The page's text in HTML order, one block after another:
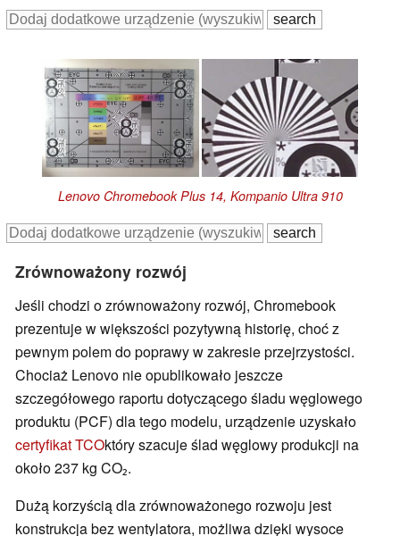
Lenovo Chromebook Plus 14, Kompanio Ultra 910
Zrównoważony rozwój
Jeśli chodzi o zrównoważony rozwój, Chromebook
prezentuje w większości pozytywną historię, choć z
pewnym polem do poprawy w zakresie przejrzystości.
Chociaż Lenovo nie opublikowało jeszcze
szczegółowego raportu dotyczącego śladu węglowego
produktu (PCF) dla tego modelu, urządzenie uzyskało
certyfikat TCOktóry szacuje ślad węglowy produkcji na
około 237 kg CO₂.
Dużą korzyścią dla zrównoważonego rozwoju jest
konstrukcja bez wentylatora, możliwa dzięki wysoce